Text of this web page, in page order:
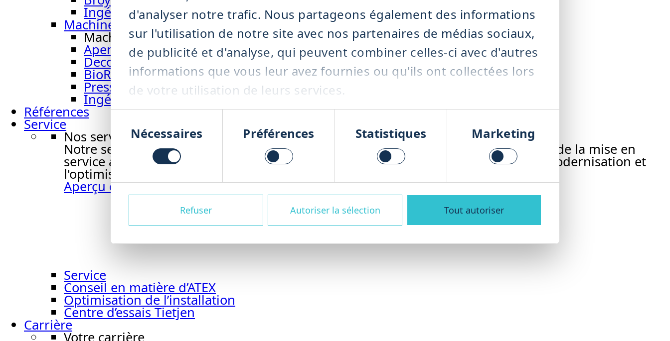
d'analyser notre trafic. Nous partageons également des informations
sur l'utilisation de notre site avec nos partenaires de médias sociaux,
de publicité et d'analyse, qui peuvent combiner celles-ci avec d'autres
informations que vous leur avez fournies ou qu'ils ont collectées lors
de votre utilisation de leurs services.
Sélection
consentement
Nécessaires Préférences Statistiques Marketing
Refuser Autoriser la sélection Tout autoriser
Ingénierie des installations de broyage à sec
Machines de tri et de déshydratation des déchets
Machines de tri et de déshydratation des déchets
Aperçu machines de tri et de déshydratation des déchets
Deconditionneur DRM
BioRefiner BRF
Presse à vis PRS
Ingénierie d’installations de gestion des déchets organiques
Références
Service
Nos services
Notre service vous accompagne tout au long du cycle de vie de votre installation – de la mise en
service à la maintenance, en passant par la fourniture de pièces de rechange, la modernisation et
l'optimisation des processus – afin de garantir une production fiable et rentable.
Aperçu du service
Service
Conseil en matière d’ATEX
Optimisation de l’installation
Centre d’essais Tietjen
Carrière
Votre carrière